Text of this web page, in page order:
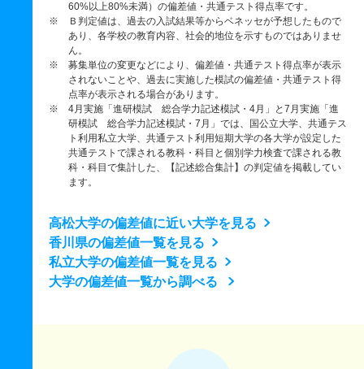
60%以上80%未満）の偏差値・共通テスト得点率です。
※ Ｂ判定値は、過去の入試結果等からベネッセが予想したもので
あり、各学校の教育内容、社会的地位を示すものではありませ
ん。
※ 募集単位の変更などにより、偏差値・共通テスト得点率が表示
されないことや、過去に実施した模試の偏差値・共通テスト得
点率が表示される場合があります。
※ 4月実施「進研模試 総合学力記述模試・4月」と7月実施「進
研模試 総合学力記述模試・7月」では、国公立大学、共通テス
ト利用私立大学、共通テスト利用短期大学の各大学が設定した
共通テストで課される教科・科目と個別学力検査で課される教
科・科目で集計した、【記述総合集計】の判定値を掲載してい
ます。
高松大学の偏差値に近い大学を見る
香川県の偏差値一覧を見る
私立大学の偏差値一覧を見る
大学の偏差値一覧から調べる